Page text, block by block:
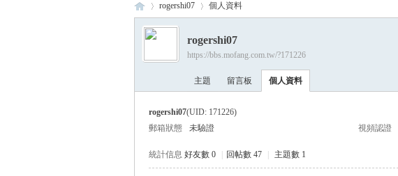
›
rogershi07 個人資料
rogershi07
https://bbs.mofang.com.tw/?171226
主題 留言板 個人資料
rogershi07(UID: 171226)
郵箱狀態
未驗證 視頻認證
統計信息 好友數 0 回帖數 47 主題數 1